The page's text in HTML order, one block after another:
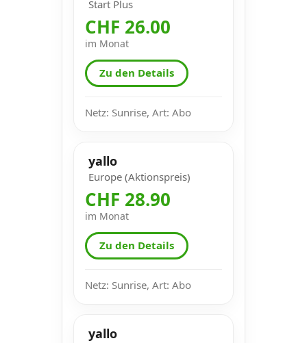
Start Plus
CHF 26.00
im Monat
Zu den Details
Netz: Sunrise, Art: Abo
yallo
Europe (Aktionspreis)
CHF 28.90
im Monat
Zu den Details
Netz: Sunrise, Art: Abo
yallo